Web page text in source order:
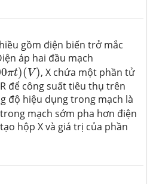
gồm điện biến trở mắc
áp hai đầu mạch
πt)(V)
t)(V)
, X chứa một phần tử
để công suất tiêu thụ trên
độ hiệu dụng trong mạch là
mạch sớm pha hơn điện
hộp X và giá trị của phần